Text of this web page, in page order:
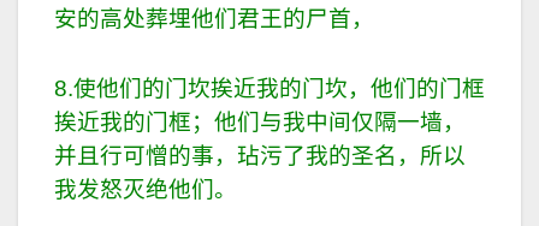
安的高处葬埋他们君王的尸首，
8.使他们的门坎挨近我的门坎，他们的门框
挨近我的门框；他们与我中间仅隔一墙，
并且行可憎的事，玷污了我的圣名，所以
我发怒灭绝他们。